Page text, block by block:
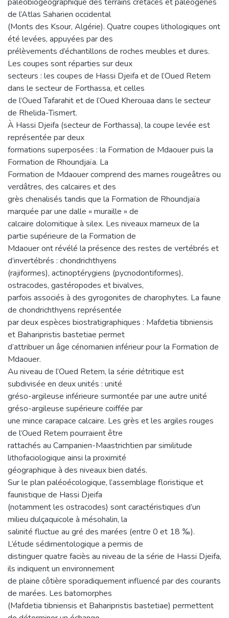
de l’Atlas Saharien occidental
(Monts des Ksour, Algérie). Quatre coupes lithologiques ont
été levées, appuyées par des
prélèvements d’échantillons de roches meubles et dures.
Les coupes sont réparties sur deux
secteurs : les coupes de Hassi Djeifa et de l’Oued Retem
dans le secteur de Forthassa, et celles
de l’Oued Tafarahit et de l’Oued Kherouaa dans le secteur
de Rhelida-Tismert.
À Hassi Djeifa (secteur de Forthassa), la coupe levée est
représentée par deux
formations superposées : la Formation de Mdaouer puis la
Formation de Rhoundjaïa. La
Formation de Mdaouer comprend des marnes rougeâtres ou
verdâtres, des calcaires et des
grès chenalisés tandis que la Formation de Rhoundjaïa
marquée par une dalle « muraille » de
calcaire dolomitique à silex. Les niveaux marneux de la
partie supérieure de la Formation de
Mdaouer ont révélé la présence des restes de vertébrés et
d’invertébrés : chondrichthyens
(rajiformes), actinoptérygiens (pycnodontiformes),
ostracodes, gastéropodes et bivalves,
parfois associés à des gyrogonites de charophytes. La faune
de chondrichthyens représentée
par deux espèces biostratigraphiques : Mafdetia tibniensis
et Baharipristis bastetiae permet
d’attribuer un âge cénomanien inférieur pour la Formation de
Mdaouer.
Au niveau de l’Oued Retem, la série détritique est
subdivisée en deux unités : unité
gréso-argileuse inférieure surmontée par une autre unité
gréso-argileuse supérieure coiffée par
une mince carapace calcaire. Les grès et les argiles rouges
de l’Oued Retem pourraient être
rattachés au Campanien-Maastrichtien par similitude
lithofaciologique ainsi la proximité
géographique à des niveaux bien datés.
Sur le plan paléoécologique, l’assemblage floristique et
faunistique de Hassi Djeifa
(notamment les ostracodes) sont caractéristiques d’un
milieu dulçaquicole à mésohalin, la
salinité fluctue au gré des marées (entre 0 et 18 ‰).
L’étude sédimentologique a permis de
distinguer quatre faciès au niveau de la série de Hassi Djeifa,
ils indiquent un environnement
de plaine côtière sporadiquement influencé par des courants
de marées. Les batomorphes
(Mafdetia tibniensis et Baharipristis bastetiae) permettent